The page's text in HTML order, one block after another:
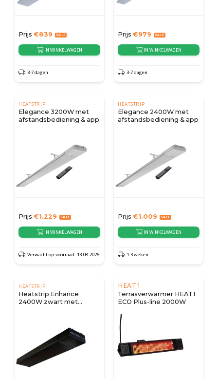
Prijs €839
IN WINKELWAGEN
3-7 dagen
Prijs €979
IN WINKELWAGEN
3-7 dagen
HEATSTRIP
Elegance 3200W met
afstandsbediening & app
Prijs €1.229
IN WINKELWAGEN
Verwacht op voorraad: 13-08-2026
HEATSTRIP
Elegance 2400W met
afstandsbediening & app
Prijs €1.009
IN WINKELWAGEN
1-3 weken
HEATSTRIP
Heatstrip Enhance
2400W zwart met
HEAT1
Terrasverwarmer HEAT1
ECO Plus-line 2000W